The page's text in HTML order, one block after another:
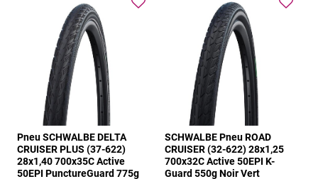
Pneu SCHWALBE DELTA
CRUISER PLUS (37-622)
28x1,40 700x35C Active
50EPI PunctureGuard 775g
SCHWALBE Pneu ROAD
CRUISER (32-622) 28x1,25
700x32C Active 50EPI K-
Guard 550g Noir Vert